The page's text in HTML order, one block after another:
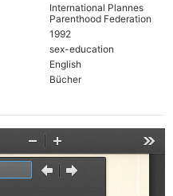
International Plannes
Parenthood Federation
1992
sex-education
English
Bücher